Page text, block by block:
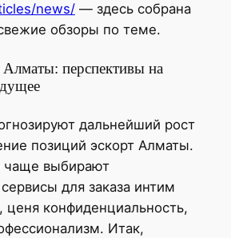
news/— здесь собрана
обзоры по теме.
перспективы на
дальнейший рост
позиций эскорт Алматы.
чаще выбирают
для заказа интим
ценя конфиденциальность,
Итак,